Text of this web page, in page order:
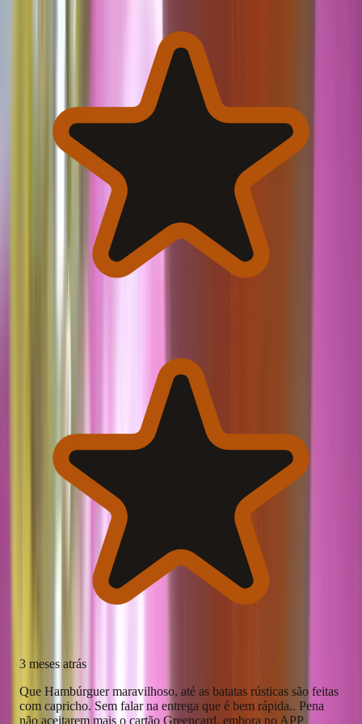
3 meses atrás
Que Hambúrguer maravilhoso, até as batatas rústicas são feitas
com capricho. Sem falar na entrega que é bem rápida.. Pena
não aceitarem mais o cartão Greencard, embora no APP